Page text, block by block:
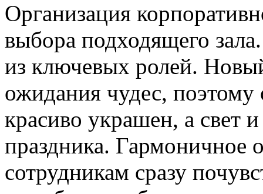
Организация
выбора подходящего
из ключевых ролей.
ожидания чудес,
красиво украшен, а свет
праздника. Гармоничное
сотрудникам сразу